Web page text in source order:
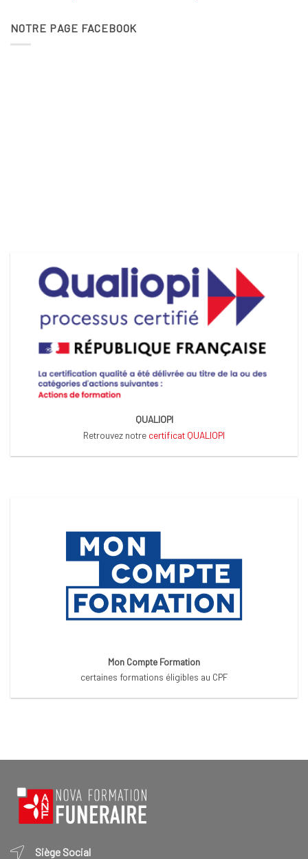
NOTRE PAGE FACEBOOK
QUALIOPI
Retrouvez notre certificat QUALIOPI
Mon Compte Formation
certaines formations éligibles au CPF
Siège Social